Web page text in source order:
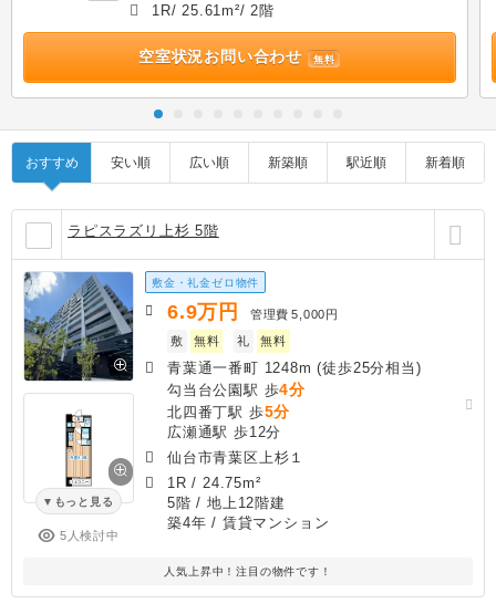
1R/ 25.61m²/ 2階
空室状況お問い合わせ 無料
おすすめ 安い順 広い順 新築順 駅近順 新着順
ラピスラズリ上杉 5階
もっと見る
5人検討中
敷金・礼金ゼロ物件
6.9万円 管理費 5,000円
敷
無料 礼 無料
青葉通一番町 1248m (徒歩25分相当)
勾当台公園駅 歩4分
北四番丁駅 歩5分
広瀬通駅 歩12分
仙台市青葉区上杉１
1R / 24.75m²
5階 / 地上12階建
築4年 / 賃貸マンション
人気上昇中！注目の物件です！